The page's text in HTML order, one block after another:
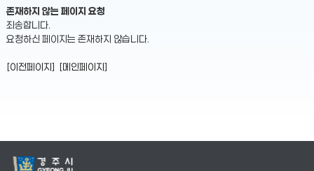
존재하지 않는 페이지 요청
죄송합니다.
요청하신 페이지는 존재하지 않습니다.
[이전페이지] [메인페이지]